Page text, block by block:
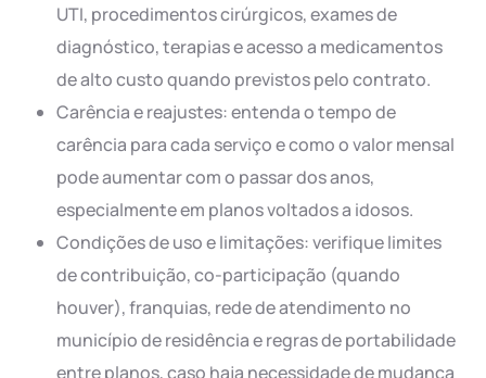
UTI, procedimentos cirúrgicos, exames de
diagnóstico, terapias e acesso a medicamentos
de alto custo quando previstos pelo contrato.
Carência e reajustes: entenda o tempo de
carência para cada serviço e como o valor mensal
pode aumentar com o passar dos anos,
especialmente em planos voltados a idosos.
Condições de uso e limitações: verifique limites
de contribuição, co-participação (quando
houver), franquias, rede de atendimento no
município de residência e regras de portabilidade
entre planos, caso haja necessidade de mudança